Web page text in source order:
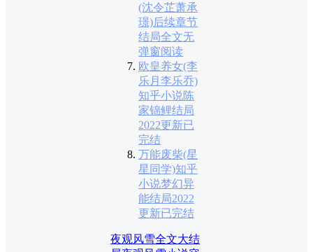
(沈令芷萧承
璟)后续章节
结局全文无
弹窗阅读
欧皇养女(李
乐月李乐乔)
知乎小说陈
家锦鲤结局
2022更新已
完结
万能废柴(星
星同学)知乎
小说梦幻异
能结局2022
更新已完结
夜观风雪全文大结